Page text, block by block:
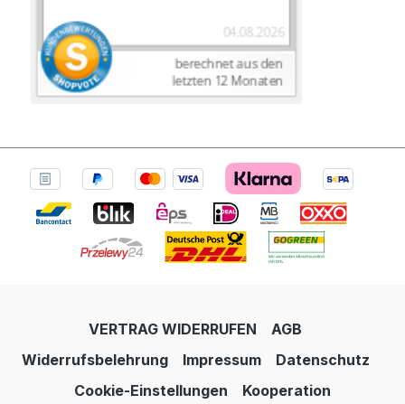
VERTRAG WIDERRUFEN
AGB
Widerrufsbelehrung
Impressum
Datenschutz
Cookie-Einstellungen
Kooperation